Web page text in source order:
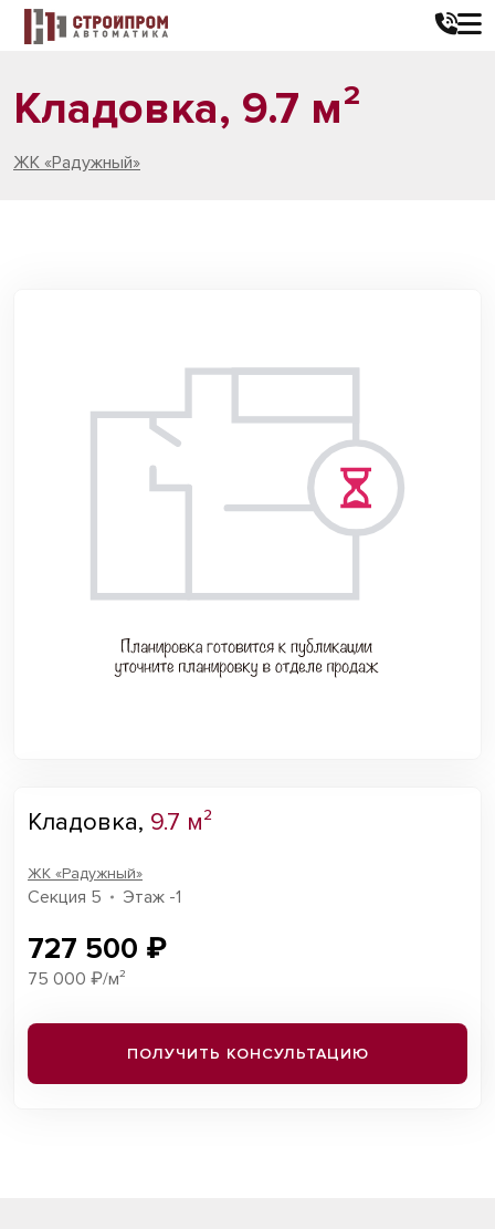
Кладовка, 9.7 м²
ЖК «Радужный»
Кладовка, 9.7 м²
ЖК «Радужный»
Секция 5 Этаж -1
727 500 ₽
75 000 ₽/м²
ПОЛУЧИТЬ КОНСУЛЬТАЦИЮ